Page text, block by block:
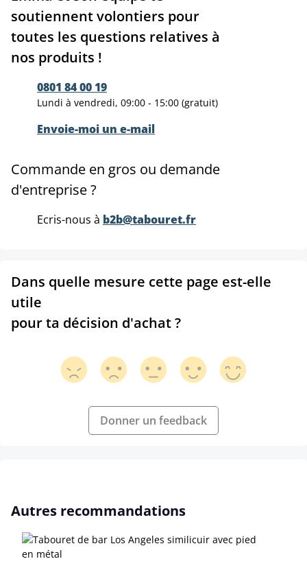
soutiennent volontiers pour
toutes les questions relatives à
nos produits !
0801 84 00 19
Lundi à vendredi, 09:00 - 15:00 (gratuit)
Envoie-moi un e-mail
Commande en gros ou demande
d'entreprise ?
Ecris-nous à b2b@tabouret.fr
Dans quelle mesure cette page est-elle
utile
pour ta décision d'achat ?
Donner un feedback
Ignorer la galerie de produits
Autres recommandations